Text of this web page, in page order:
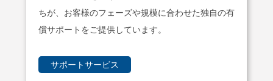
ちが、お客様のフェーズや規模に合わせた独⾃の有
償サポートをご提供しています。
サポートサービス